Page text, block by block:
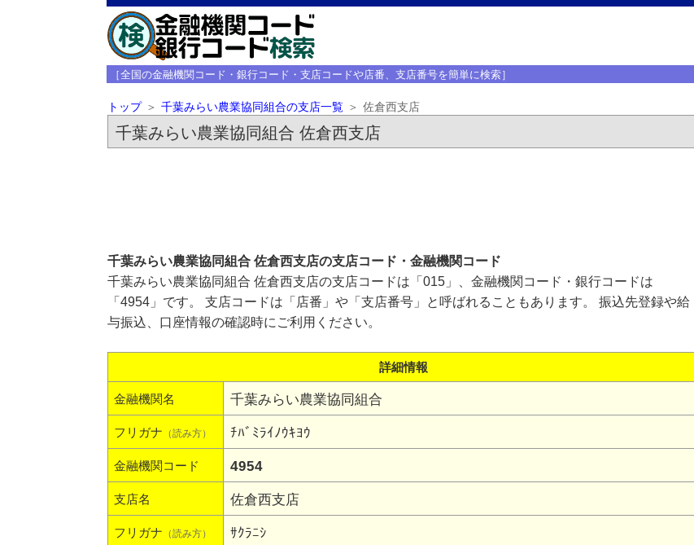
［全国の金融機関コード・銀行コード・支店コードや店番、支店番号を簡単に検索］
トップ 千葉みらい農業協同組合の支店一覧 佐倉西支店
千葉みらい農業協同組合 佐倉西支店
千葉みらい農業協同組合 佐倉西支店の支店コード・金融機関コード
千葉みらい農業協同組合 佐倉西支店の支店コードは「015」、金融機関コード・銀行コードは
「4954」です。 支店コードは「店番」や「支店番号」と呼ばれることもあります。 振込先登録や給
与振込、口座情報の確認時にご利用ください。
詳細情報
金融機関名 千葉みらい農業協同組合
フリガナ （読み方） ﾁﾊﾞﾐﾗｲﾉｳｷﾖｳ
金融機関コード 4954
支店名 佐倉西支店
フリガナ （読み方） ｻｸﾗﾆｼ